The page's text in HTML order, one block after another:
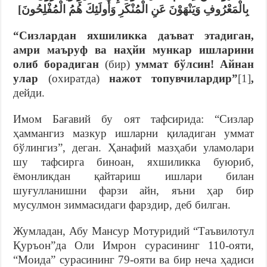
بِالْمَعْرُوفِ وَيَنْهَوْنَ عَنِ الْمُنْكَرِ وَأُولَئِكَ هُمُ الْمُفْلِحُونَ]
“Сизлардан яхшиликка даъват этадиган,
амри маъруф ва наҳйи мункар ишларини
олиб борадиган (бир)уммат бўлсин! Айнан
улар (охиратда)нажот топувчилардир”[1],
дейди.
Имом Бағавий бу оят тафсирида: “Сизлар
ҳаммангиз мазкур ишларни қиладиган уммат
бўлингиз”, деган. Ҳанафий мазҳаби уламолари
шу тафсирга биноан, яхшиликка буюриб,
ёмонликдан қайтариш ишлари билан
шуғулланишни фарзи айн, яъни ҳар бир
мусулмон зиммасидаги фарздир, деб билган.
Жумладан, Абу Мансур Мотуридий “Таъвилотул
Қуръон”да Оли Имрон сурасининг 110-ояти,
“Моида” сурасининг 79-ояти ва бир неча ҳадиси